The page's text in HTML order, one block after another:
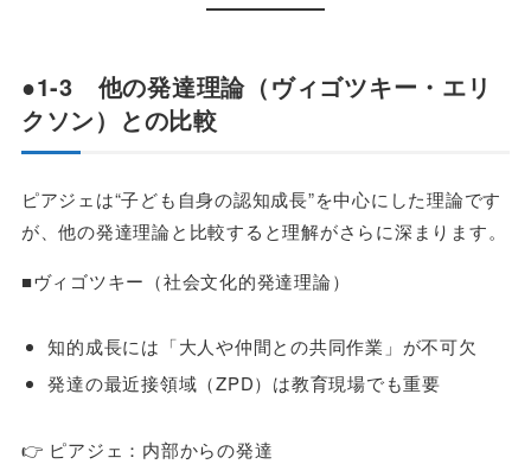
●1-3 他の発達理論（ヴィゴツキー・エリ
クソン）との比較
ピアジェは“子ども自身の認知成長”を中心にした理論です
が、他の発達理論と比較すると理解がさらに深まります。
■ヴィゴツキー（社会文化的発達理論）
知的成長には「大人や仲間との共同作業」が不可欠
発達の最近接領域（ZPD）は教育現場でも重要
👉 ピアジェ：内部からの発達